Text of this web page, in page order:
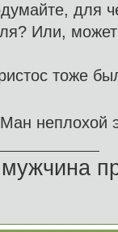
для
Или, может
тоже
неплохой
мужчина